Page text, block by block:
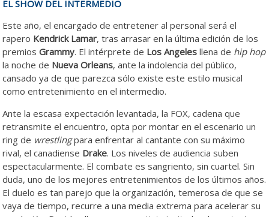
EL SHOW DEL INTERMEDIO
Este año, el encargado de entretener al personal será el
rapero Kendrick Lamar, tras arrasar en la última edición de los
premiosGrammy. El intérprete de Los Angeles llena de hip hop
la noche de Nueva Orleans, ante la indolencia del público,
cansado ya de que parezca sólo existe este estilo musical
como entretenimiento en el intermedio.
Ante la escasa expectación levantada, la FOX, cadena que
retransmite el encuentro, opta por montar en el escenario un
ring de wrestlingpara enfrentar al cantante con su máximo
rival, el canadiense Drake. Los niveles de audiencia suben
espectacularmente. El combate es sangriento, sin cuartel. Sin
duda, uno de los mejores entretenimientos de los últimos años.
El duelo es tan parejo que la organización, temerosa de que se
vaya de tiempo, recurre a una media extrema para acelerar su